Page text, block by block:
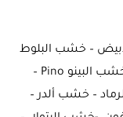
– خشب البلوط
أو الأرو – خشب السويد – خشب الزيبرا – خشب البينو Pino –
– خشب ألدر –